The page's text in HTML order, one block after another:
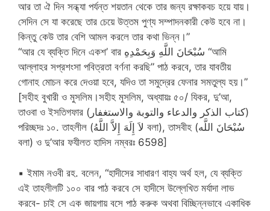
আর তা ঐ দিন সন্ধ্যা পর্যন্ত শয়তান থেকে তার জন্য রক্ষাকবচ হয়ে যায়।
সেদিন সে যা করেছে তার চেয়ে উত্তম পুণ্য সম্পাদনকারী কেউ হবে না।
কিন্তু কেউ তার বেশি আমল করলে তার কথা ভিন্ন।”
“আর যে ব্যক্তি দিনে একশ’ বার سُبْحَانَ اللَّهِ وَبِحَمْدِهِ “আমি
আল্লাহর সপ্রশংসা পবিত্রতা বর্ণনা করছি” পাঠ করবে, তার যাবতীয়
গোনাহ মোচন করে দেওয়া হবে, যদিও তা সমুদ্রের ফেনার সমতুল্য হয়।”
[সহীহ বুখারী ও মুসলিম।সহীহ মুসলিম, অধ্যায়ঃ ৫০/ যিকর, দু’আ,
তাওবা ও ইসতিগফার (كتاب الذكر والدعاء والتوبة والاستغفار)
পরিচ্ছদঃ ১০. তাহলীল (لاَ إِلَهَ إِلاَّ اللَّهُ বলা), তাসবীহ (سُبْحَانَ اللَّه
বলা) ও দু’আর ফযীলত হাদিস নম্বরঃ 6598]
▪ ইমাম নওবী রহ. বলেন, “হাদীসের সাধারণ বাহ্য অর্থ হল, যে ব্যক্তি
এই তাহলীলটি ১০০ বার পাঠ করবে সে হাদীসে উল্লেখিত মর্যাদা লাভ
করবে- চাই সে এক জায়গায় বসে পাঠ করুক অথবা বিচ্ছিন্নভাবে একাধিক